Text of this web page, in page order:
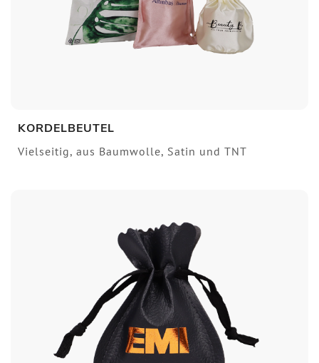
KORDELBEUTEL
Vielseitig, aus Baumwolle, Satin und TNT